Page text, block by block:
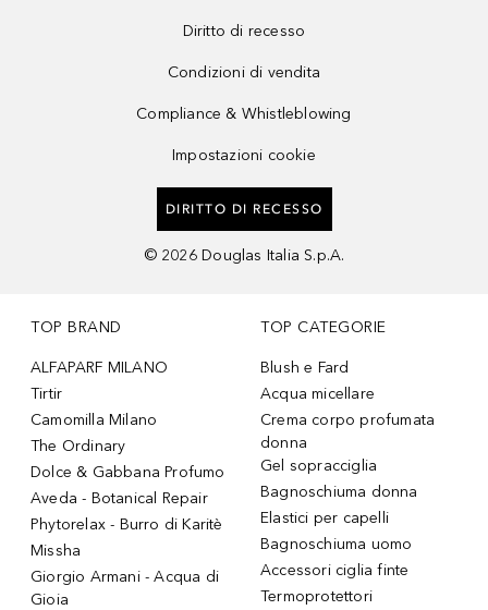
Diritto di recesso
Condizioni di vendita
Compliance & Whistleblowing
Impostazioni cookie
DIRITTO DI RECESSO
© 2026 Douglas Italia S.p.A.
TOP BRAND
ALFAPARF MILANO
Tirtir
Camomilla Milano
The Ordinary
Dolce & Gabbana Profumo
Aveda - Botanical Repair
Phytorelax - Burro di Karitè
Missha
Giorgio Armani - Acqua di
Gioia
TOP CATEGORIE
Blush e Fard
Acqua micellare
Crema corpo profumata
donna
Gel sopracciglia
Bagnoschiuma donna
Elastici per capelli
Bagnoschiuma uomo
Accessori ciglia finte
Termoprotettori